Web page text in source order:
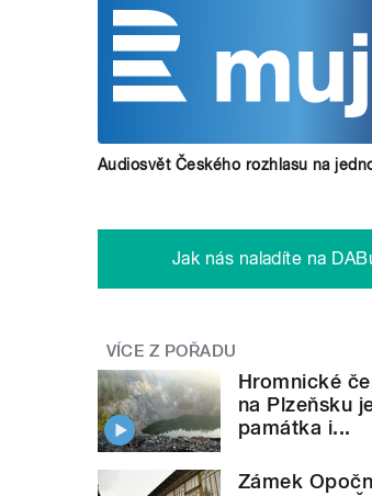
Audiosvět Českého rozhlasu na
Jak nás naladíte na
VÍCE Z POŘADU
Hromnické
na Plzeňsku
památka i...
Zámek